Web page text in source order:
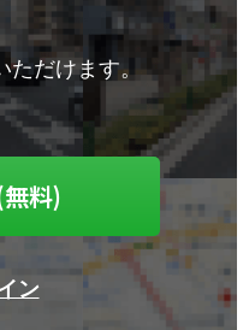
ただけます。
料)
ン